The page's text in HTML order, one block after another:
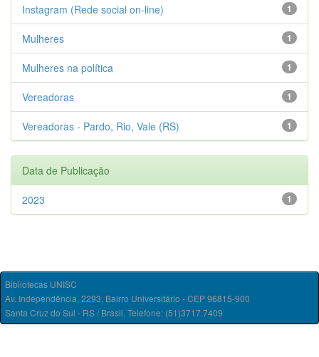
1
Instagram (Rede social on-line)
1
Mulheres
1
Mulheres na política
1
Vereadoras
1
Vereadoras - Pardo, Rio, Vale (RS)
Data de Publicação
1
2023
Bibliotecas UNISC
Av. Independência, 2293, Bairro Universitário - CEP 96815-900
Santa Cruz do Sul - RS / Brasil. Telefone: (51)3717.7409